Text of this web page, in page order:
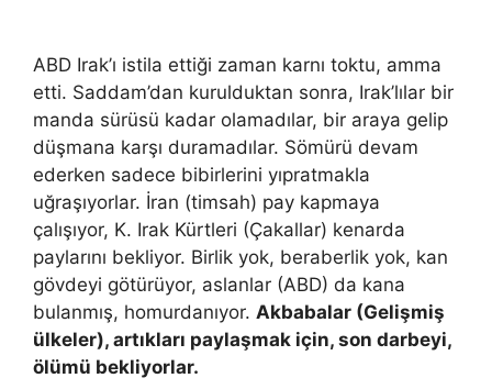
ABD Irak’ı istila ettiği zaman karnı toktu, amma
etti. Saddam’dan kurulduktan sonra, Irak’lılar bir
manda sürüsü kadar olamadılar, bir araya gelip
düşmana karşı duramadılar. Sömürü devam
ederken sadece bibirlerini yıpratmakla
uğraşıyorlar. İran (timsah) pay kapmaya
çalışıyor, K. Irak Kürtleri (Çakallar) kenarda
paylarını bekliyor. Birlik yok, beraberlik yok, kan
gövdeyi götürüyor, aslanlar (ABD) da kana
bulanmış, homurdanıyor. Akbabalar (Gelişmiş
ülkeler), artıkları paylaşmak için, son darbeyi,
ölümü bekliyorlar.